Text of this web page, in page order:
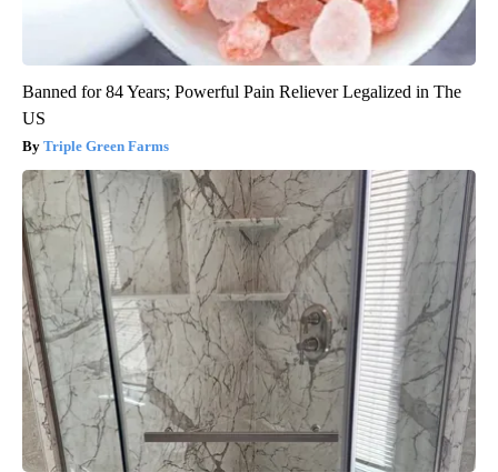
Banned for 84 Years; Powerful Pain Reliever Legalized in The
US
Triple Green Farms